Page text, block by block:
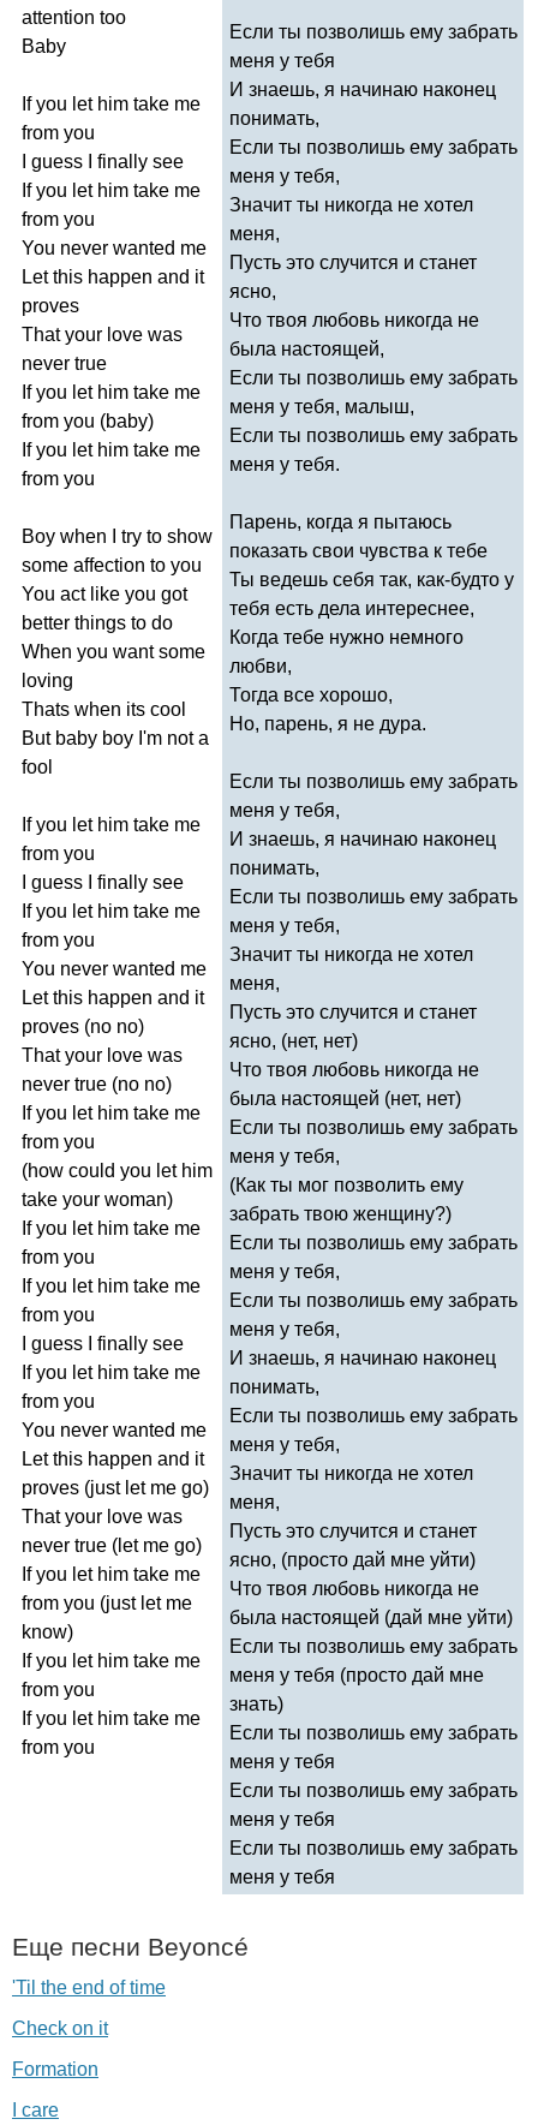
attention too
Baby
If you let him take me
from you
guess finally see
If you let him take me
from you
You never wanted me
Let this happen and it
proves
That your love was
never true
If you let him take me
from you (baby)
If you let him take me
from you
Boy when try to show
some affection to you
You act like you got
better things to do
When you want some
loving
Thats when its cool
But baby boy I'm not a
fool
If you let him take me
from you
guess finally see
If you let him take me
from you
You never wanted me
Let this happen and it
proves (no no)
That your love was
never true (no no)
If you let him take me
from you
(how could you let him
take your woman)
If you let him take me
from you
If you let him take me
from you
guess finally see
If you let him take me
from you
You never wanted me
Let this happen and it
proves (just let me go)
That your love was
never true ( let me go)
If you let him take me
from you (just let me
know)
If you let him take me
from you
If you let him take me
from you
Если ты позволишь ему забрать
меня у тебя
И знаешь, я начинаю наконец
понимать,
Если ты позволишь ему забрать
меня у тебя,
Значит ты никогда не хотел
меня,
Пусть это случится и станет
ясно,
Что твоя любовь никогда не
была настоящей,
Если ты позволишь ему забрать
меня у тебя, малыш,
Если ты позволишь ему забрать
меня у тебя.
Парень, когда я пытаюсь
показать свои чувства к тебе
Ты ведешь себя так, как-будто у
тебя есть дела интереснее,
Когда тебе нужно немного
любви,
Тогда все хорошо,
Но, парень, я не дура.
Если ты позволишь ему забрать
меня у тебя,
И знаешь, я начинаю наконец
понимать,
Если ты позволишь ему забрать
меня у тебя,
Значит ты никогда не хотел
меня,
Пусть это случится и станет
ясно, (нет, нет)
Что твоя любовь никогда не
была настоящей (нет, нет)
Если ты позволишь ему забрать
меня у тебя,
(Как ты мог позволить ему
забрать твою женщину?)
Если ты позволишь ему забрать
меня у тебя,
Если ты позволишь ему забрать
меня у тебя,
И знаешь, я начинаю наконец
понимать,
Если ты позволишь ему забрать
меня у тебя,
Значит ты никогда не хотел
меня,
Пусть это случится и станет
ясно, (просто дай мне уйти)
Что твоя любовь никогда не
была настоящей (дай мне уйти)
Если ты позволишь ему забрать
меня у тебя (просто дай мне
знать)
Если ты позволишь ему забрать
меня у тебя
Если ты позволишь ему забрать
меня у тебя
Если ты позволишь ему забрать
меня у тебя
Еще песни Beyoncé
'Til the end of time
Check on it
Formation
I care